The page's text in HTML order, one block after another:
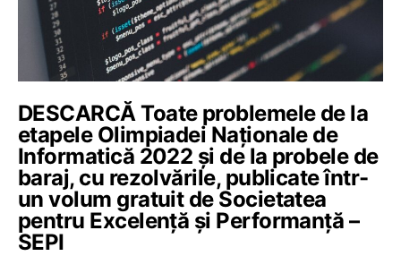
DESCARCĂ Toate problemele de la
etapele Olimpiadei Naționale de
Informatică 2022 și de la probele de
baraj, cu rezolvările, publicate într-
un volum gratuit de Societatea
pentru Excelență și Performanță –
SEPI